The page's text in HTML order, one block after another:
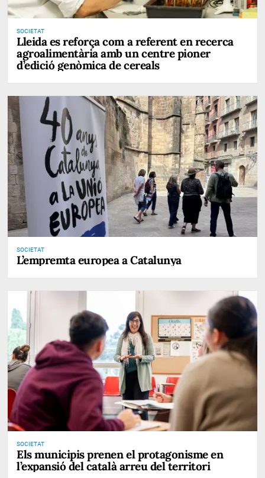
SOCIETAT
Lleida es reforça com a referent en recerca
agroalimentària amb un centre pioner
d’edició genòmica de cereals
SOCIETAT
L’empremta europea a Catalunya
SOCIETAT
Els municipis prenen el protagonisme en
l’expansió del català arreu del territori